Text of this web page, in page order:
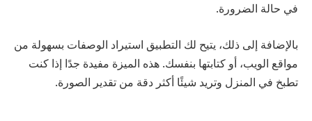
في حالة الضرورة.
بالإضافة إلى ذلك، يتيح لك التطبيق استيراد الوصفات بسهولة من
مواقع الويب، أو كتابتها بنفسك. هذه الميزة مفيدة جدًا إذا كنت
تطبخ في المنزل وتريد شيئًا أكثر دقة من تقدير الصورة.